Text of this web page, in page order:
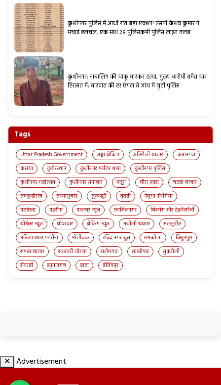
कुशीनगर पुलिस में आधी रात बड़ा एक्शन! एसपी केशव कुमार ने
मचाई हलचल, एक साथ 28 पुलिसकर्मी पुलिस लाइन तलब
कुशीनगर: नाबालिग की चाकू मारकर हत्या, मुख्य आरोपी समेत चार
हिरासत में; वारदात की हर एंगल से जांच में जुटी पुलिस
Tags
Uttar Pradesh Government अड्डा ब्रेकिंग अहिरौली बाजार
कप्तानगंज
कसया
कुबेरस्थान कुशीनगर पर्यटन थाना
कुशीनगर पुलिस
कुशीनगर महोत्सव
कुशीनगर समाचार खड्डा चौरा खास
जटहा बाजार
तमकुहीराज
तरयासुजान तुर्कपट्टी दुदही
नेबुआ नोरंगिया
पटहेरवा
पड़रौना पालघर न्यूज़ फाजिलनगर
बिज़नेस और टेक्नोलॉजी
बोईसर न्यूज़
बोदरवार ब्रेकिंग न्यूज़ मथौली बाजार
मल्लूडीह
महिला थाना पड़रौना
मोतीचक रविंद्र नगर धुस रामकोला
विशुनपुरा
सपहा बाजार
सरकारी योजना सलेमगढ़ साखोपार
सुकरौली
सेवरही
हनुमानगंज हाटा हेतिमपुर
✕ Advertisement